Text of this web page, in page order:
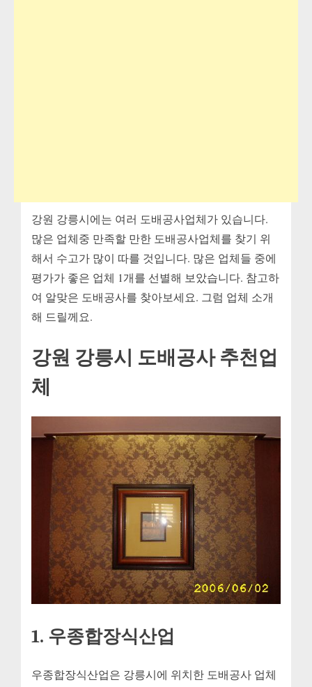
강원 강릉시에는 여러 도배공사업체가 있습니다.
많은 업체중 만족할 만한 도배공사업체를 찾기 위
해서 수고가 많이 따를 것입니다. 많은 업체들 중에
평가가 좋은 업체 1개를 선별해 보았습니다. 참고하
여 알맞은 도배공사를 찾아보세요. 그럼 업체 소개
해 드릴께요.
강원 강릉시 도배공사 추천업
체
1. 우종합장식산업
우종합장식산업은 강릉시에 위치한 도배공사 업체